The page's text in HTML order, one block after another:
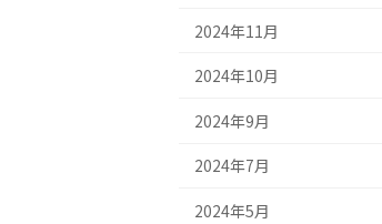
2024年11月
2024年10月
2024年9月
2024年7月
2024年5月